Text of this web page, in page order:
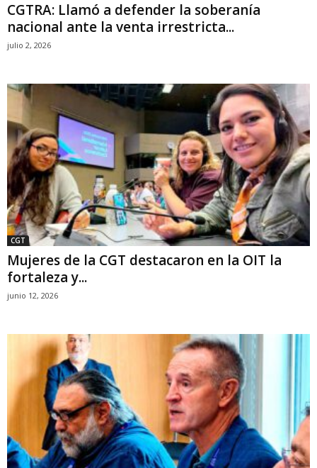
CGTRA: Llamó a defender la soberanía
nacional ante la venta irrestricta...
julio 2, 2026
CGT
Mujeres de la CGT destacaron en la OIT la
fortaleza y...
junio 12, 2026